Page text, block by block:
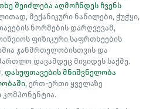
შეიძლება აღმოჩნდეს ჩვენს
მექანიკური ნაწილები, ჭუჭყი,
ნორმების დარღვევამ,
ფიზიკური საფრთხეების
ჯანმრთელობისთვის და
დავამდეც მივიდეს საქმე.
დასუფთავების მნიშვნელობა
, ერთ-ერთი ყველაზე
კომპონენტია.